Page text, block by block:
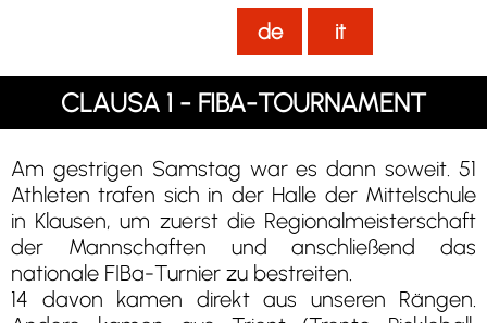
it
de
CLAUSA 1 - FIBA-TOURNAMENT
Am gestrigen Samstag war es dann soweit. 51
Athleten trafen sich in der Halle der Mittelschule
in Klausen, um zuerst die Regionalmeisterschaft
der Mannschaften und anschließend das
nationale FIBa-Turnier zu bestreiten.
14 davon kamen direkt aus unseren Rängen.